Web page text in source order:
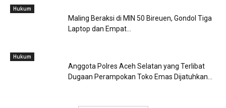
Hukum
Maling Beraksi di MIN 50 Bireuen, Gondol Tiga
Laptop dan Empat...
Hukum
Anggota Polres Aceh Selatan yang Terlibat
Dugaan Perampokan Toko Emas Dijatuhkan...